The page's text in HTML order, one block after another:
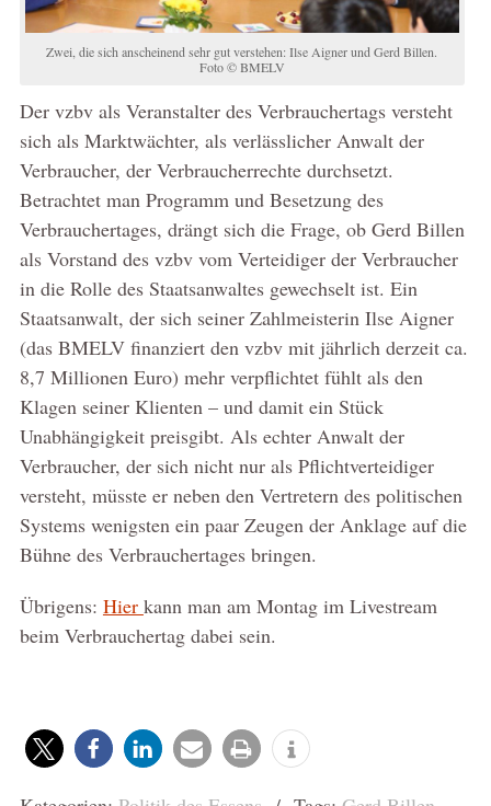
Zwei, die sich anscheinend sehr gut verstehen: Ilse Aigner und Gerd Billen.
Foto © BMELV
Der vzbv als Veranstalter des Verbrauchertags versteht
sich als Marktwächter, als verlässlicher Anwalt der
Verbraucher, der Verbraucherrechte durchsetzt.
Betrachtet man Programm und Besetzung des
Verbrauchertages, drängt sich die Frage, ob Gerd Billen
als Vorstand des vzbv vom Verteidiger der Verbraucher
in die Rolle des Staatsanwaltes gewechselt ist. Ein
Staatsanwalt, der sich seiner Zahlmeisterin Ilse Aigner
(das BMELV finanziert den vzbv mit jährlich derzeit ca.
8,7 Millionen Euro) mehr verpflichtet fühlt als den
Klagen seiner Klienten – und damit ein Stück
Unabhängigkeit preisgibt. Als echter Anwalt der
Verbraucher, der sich nicht nur als Pflichtverteidiger
versteht, müsste er neben den Vertretern des politischen
Systems wenigsten ein paar Zeugen der Anklage auf die
Bühne des Verbrauchertages bringen.
Übrigens: Hier kann man am Montag im Livestream
beim Verbrauchertag dabei sein.